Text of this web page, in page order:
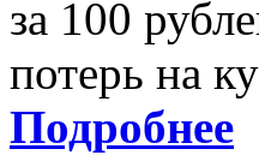
за 100
потерь на
Подробнее